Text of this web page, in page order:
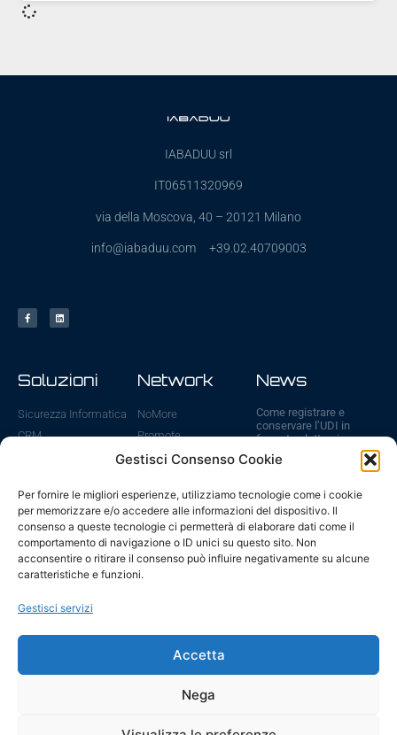
Gestisci Consenso Cookie
Per fornire le migliori esperienze, utilizziamo tecnologie come i cookie
per memorizzare e/o accedere alle informazioni del dispositivo. Il
consenso a queste tecnologie ci permetterà di elaborare dati come il
comportamento di navigazione o ID unici su questo sito. Non
acconsentire o ritirare il consenso può influire negativamente su alcune
caratteristiche e funzioni.
Gestisci servizi
Accetta
Nega
IABADUU srl
IT06511320969
via della Moscova, 40 – 20121 Milano
info@iabaduu.com +39.02.40709003
Soluzioni
Sicurezza Informatica
CRM
E-Commerce
Gestione IT
Fatturazione Elettronica
Network
NoMore
Promote
ViVA
News
Come registrare e
conservare l’UDI in
formato elettronico
31 Luglio 2026
rischi se non registri i
dispositivi medici
6 Luglio 2026
Scadenze UDI ed
EUDAMED 2026: tutte
le date da ricordare
24 Giugno 2026
Vai a tutte le news